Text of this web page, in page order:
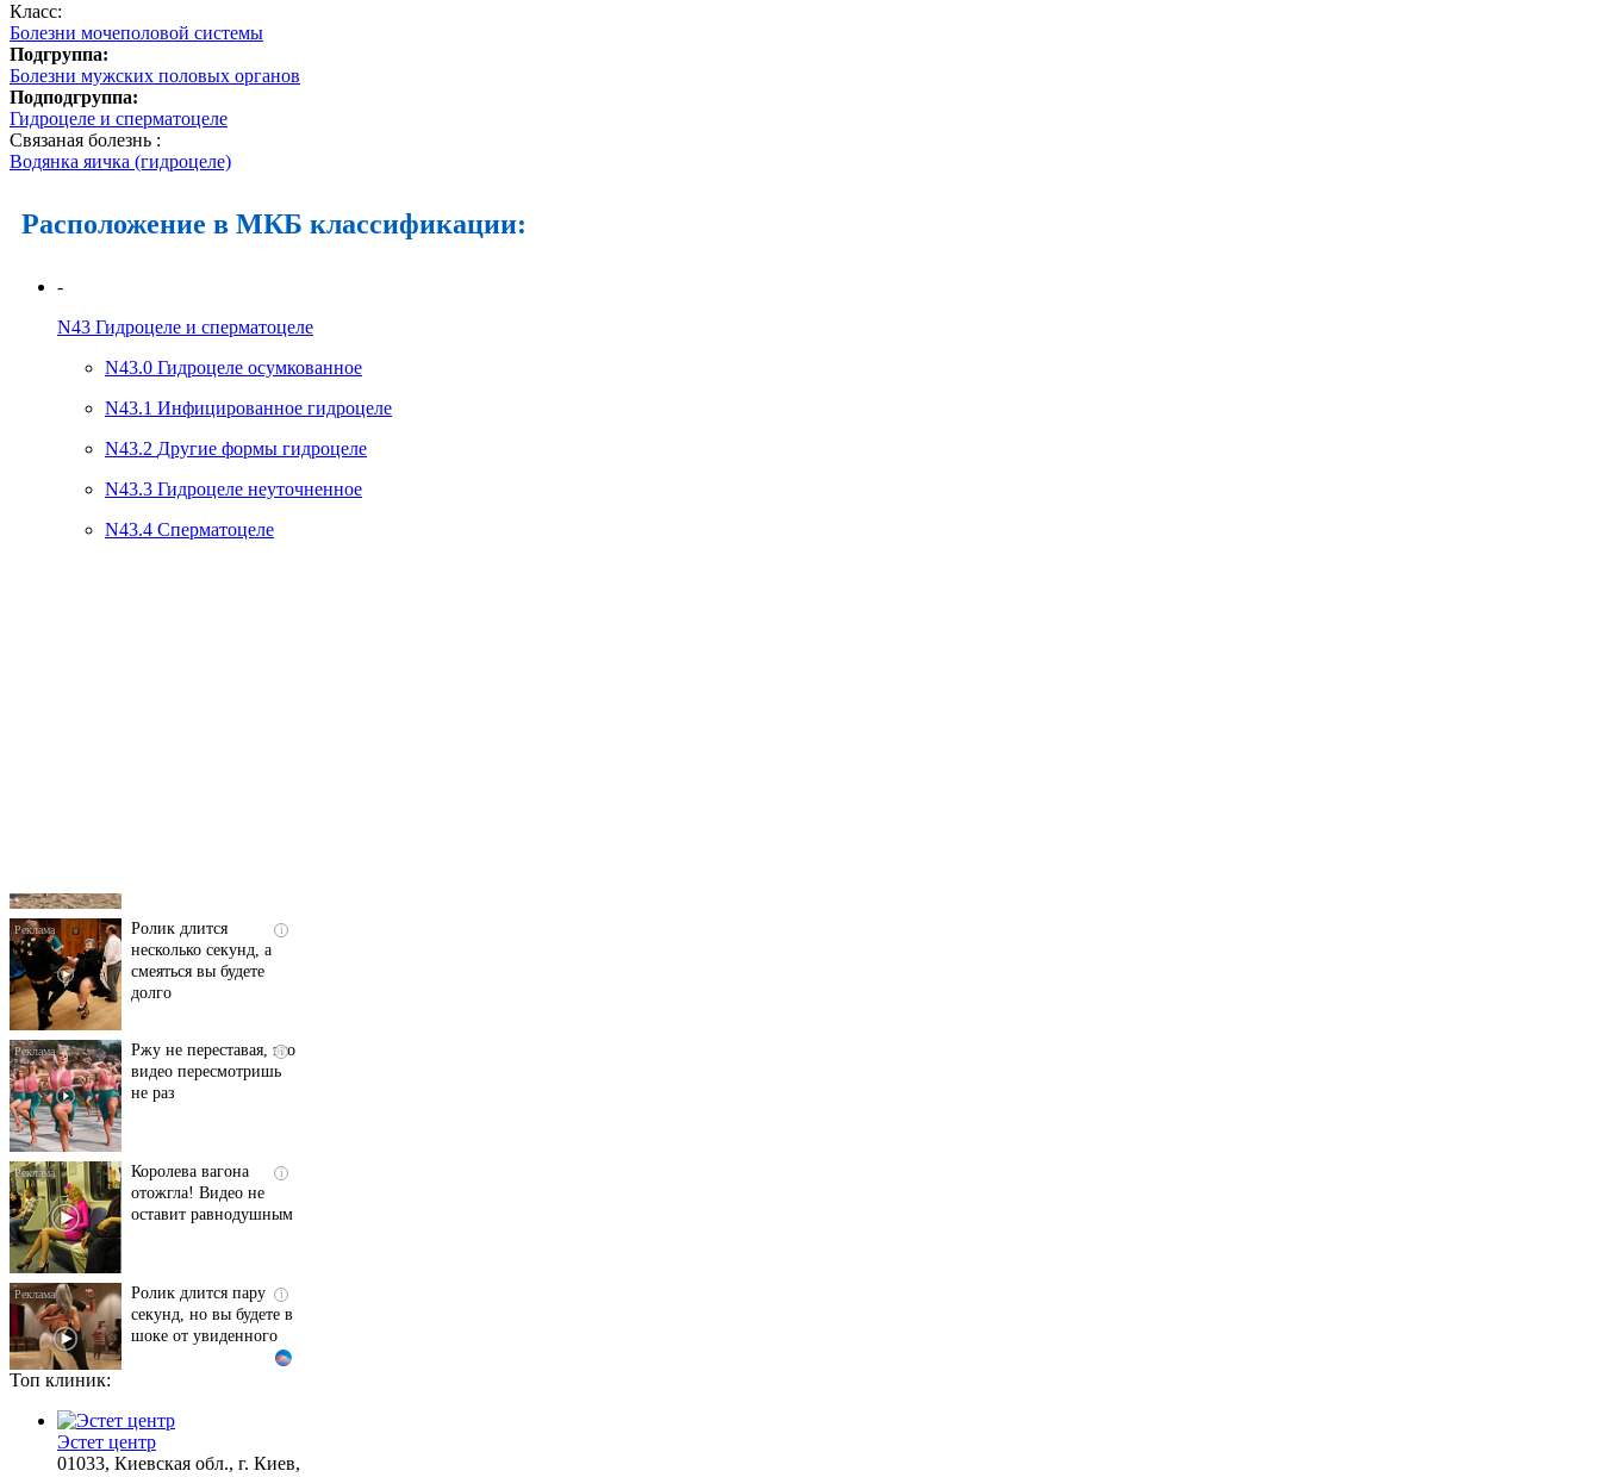
Класс:
Болезни мочеполовой системы
Подгруппа:
Болезни мужских половых органов
Подподгруппа:
Гидроцеле и сперматоцеле
Связаная болезнь :
Водянка яичка (гидроцеле)
Расположение в МКБ классификации:
-
N43 Гидроцеле и сперматоцеле
N43.0 Гидроцеле осумкованное
N43.1 Инфицированное гидроцеле
N43.2 Другие формы гидроцеле
N43.3 Гидроцеле неуточненное
N43.4 Сперматоцеле
несколько секунд, а
смеяться вы будете
долго
видео пересмотришь
не раз
отожгла! Видео не
оставит равнодушным
секунд, но вы будете в
шоке от увиденного
Пересмотрела 10 раз
Топ клиник:
Эстет центр
01033, Киевская обл., г. Киев,